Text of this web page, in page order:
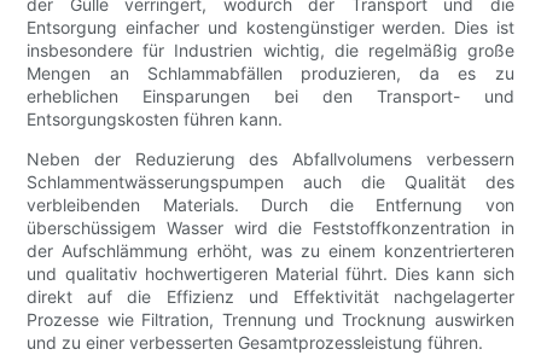
der Gülle verringert, wodurch der Transport und die
Entsorgung einfacher und kostengünstiger werden. Dies ist
insbesondere für Industrien wichtig, die regelmäßig große
Mengen an Schlammabfällen produzieren, da es zu
erheblichen Einsparungen bei den Transport- und
Entsorgungskosten führen kann.
Neben der Reduzierung des Abfallvolumens verbessern
Schlammentwässerungspumpen auch die Qualität des
verbleibenden Materials. Durch die Entfernung von
überschüssigem Wasser wird die Feststoffkonzentration in
der Aufschlämmung erhöht, was zu einem konzentrierteren
und qualitativ hochwertigeren Material führt. Dies kann sich
direkt auf die Effizienz und Effektivität nachgelagerter
Prozesse wie Filtration, Trennung und Trocknung auswirken
und zu einer verbesserten Gesamtprozessleistung führen.